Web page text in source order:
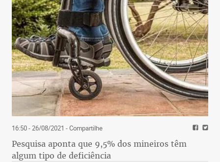
16:50 - 26/08/2021 - Compartilhe
Pesquisa aponta que 9,5% dos mineiros têm
algum tipo de deficiência